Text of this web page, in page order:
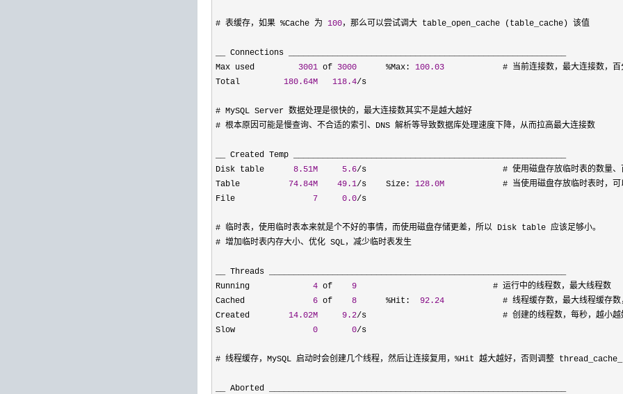
# 表缓存，如果 %Cache 为 100，那么可以尝试调大 table_open_cache (table_cache) 该值
__ Connections _________________________________________________________
Max used 3001 of 3000
      %Max:
100.03
# 当前连接数，最大连接数，百
Total 180.64M 118.4/s
# MySQL Server 数据处理是很快的，最大连接数其实不是越大越好
# 根本原因可能是慢查询、不合适的索引、DNS 解析等导致数据库处理速度下降，从而拉高最大连接数
__ Created Temp ________________________________________________________
Disk table 8.51M 5.6/s                            # 使用磁盘存放临时表的数量、
Table 74.84M 49.1/s    Size: 128.0M
# 当使用磁盘存放临时表时，
File 7 0.0/s
# 临时表，使用临时表本来就是个不好的事情，而使用磁盘存储更差，所以 Disk table 应该足够小。
# 增加临时表内存大小、优化 SQL，减少临时表发生
__ Threads _____________________________________________________________
Running 4 of 9
                            # 运行中的线程数，最大线程数
Cached 6 of 8
      %Hit:
92.24
# 线程缓存数，最大线程缓存数
Created 14.02M 9.2/s                            # 创建的线程数，每秒，越小越好
Slow 0 0/s
# 线程缓存，MySQL 启动时会创建几个线程，然后让连接复用， %Hit 越大越好，否则调整
__ Aborted _____________________________________________________________